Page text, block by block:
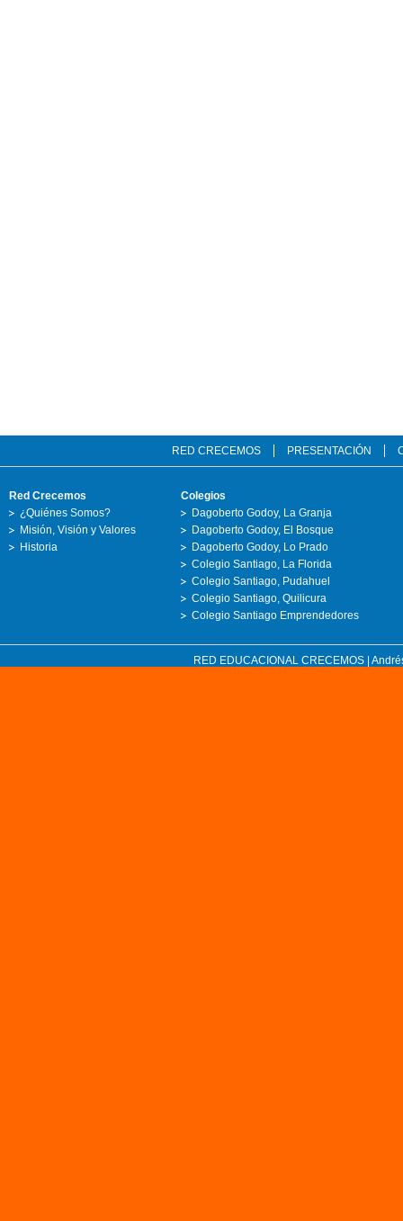
RED CRECEMOS PRESENTACIÓN
Red Crecemos
¿Quiénes Somos?
Misión, Visión y Valores
Historia
Colegios
Dagoberto Godoy, La Granja
Dagoberto Godoy, El Bosque
Dagoberto Godoy, Lo Prado
Colegio Santiago, La Florida
Colegio Santiago, Pudahuel
Colegio Santiago, Quilicura
Colegio Santiago Emprendedores
RED EDUCACIONAL CRECEMOS |